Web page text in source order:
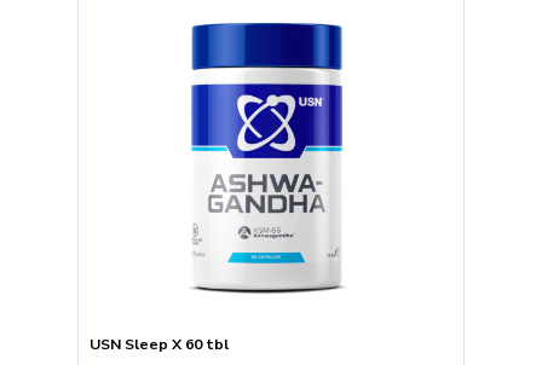
USN Sleep X 60 tbl